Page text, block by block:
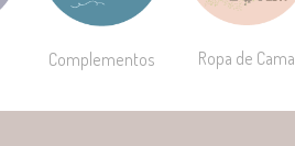
Complementos Ropa de Cama